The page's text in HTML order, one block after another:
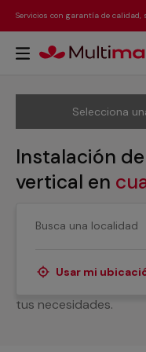
Servicios con garantía de calidad,
Selecciona
Instalación
vertical en
Usar mi
¿No sabes a quién
servicios
tus necesidades.